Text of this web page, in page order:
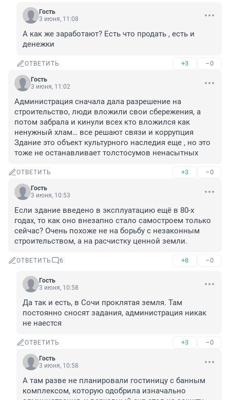
Гость
3 июня, 11:08
А как же заработают? Есть что продать , есть и
денежки
ОТВЕТИТЬ +3 –0
Гость
3 июня, 11:02
Администрация сначала дала разрешение на
строительство, люди вложили свои сбережения, а
потом забрала и кинули всех кто вложился как
ненужный хлам… все решают связи и коррупция
Здание это объект культурного наследия еще , но это
тоже не останавливает толстосумов ненасытных
ОТВЕТИТЬ +3 –0
Гость
3 июня, 10:53
Если здание введено в эксплуатацию ещё в 80-х
годах, то как оно внезапно стало самостроем только
сейчас? Очень похоже не на борьбу с незаконным
строительством, а на расчистку ценной земли.
ОТВЕТИТЬ 6 +8 –0
Гость
3 июня, 10:58
Да так и есть, в Сочи проклятая земля. Там
постоянно сносят задания, администрация никак
не наестся
ОТВЕТИТЬ +3 –0
Гость
3 июня, 10:58
А там разве не планировали гостиницу с банным
комплексом, которую одобрила изначально